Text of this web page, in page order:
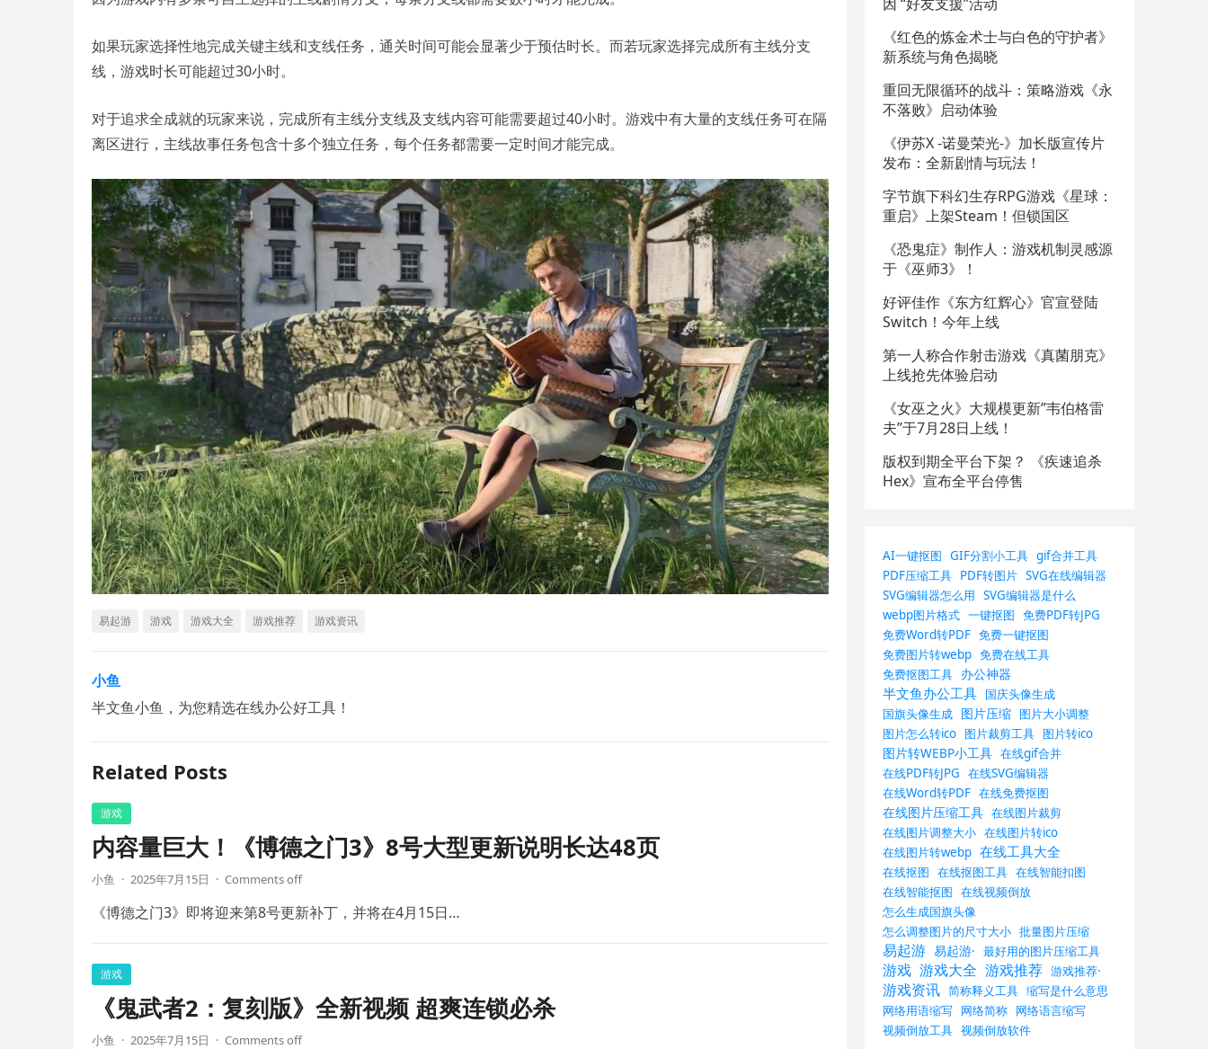
如果玩家选择性地完成关键主线和支线任务，通关时间可能会显著少于预估时长。而若玩家选择完成所有主线分支
线，游戏时长可能超过30小时。
对于追求全成就的玩家来说，完成所有主线分支线及支线内容可能需要超过40小时。游戏中有大量的支线任务可在隔
离区进行，主线故事任务包含十多个独立任务，每个任务都需要一定时间才能完成。
易起游 游戏 游戏大全 游戏推荐 游戏资讯
小鱼
半文鱼小鱼，为您精选在线办公好工具！
Related Posts
游戏
内容量巨大！《博德之门3》8号大型更新说明长达48页
小鱼 · 2025年7月15日 · Comments off
《博德之门3》即将迎来第8号更新补丁，并将在4月15日…
游戏
《鬼武者2：复刻版》全新视频 超爽连锁必杀
小鱼 · 2025年7月15日 · Comments off
《红色的炼金术士与白色的守护者》
新系统与角色揭晓
重回无限循环的战斗：策略游戏《永
不落败》启动体验
《伊苏X -诺曼荣光-》加长版宣传片
发布：全新剧情与玩法！
字节旗下科幻生存RPG游戏《星球：
重启》上架Steam！但锁国区
《恐鬼症》制作人：游戏机制灵感源
于《巫师3》！
好评佳作《东方红辉心》官宣登陆
Switch！今年上线
第一人称合作射击游戏《真菌朋克》
上线抢先体验启动
《女巫之火》大规模更新”韦伯格雷
夫”于7月28日上线！
版权到期全平台下架？ 《疾速追杀
Hex》宣布全平台停售
AI一键抠图 GIF分割小工具 gif合并工具
PDF压缩工具 PDF转图片 SVG在线编辑器
SVG编辑器怎么用 SVG编辑器是什么
webp图片格式 一键抠图 免费PDF转JPG
免费Word转PDF 免费一键抠图
免费图片转webp 免费在线工具
免费抠图工具 办公神器
半文鱼办公工具 国庆头像生成
国旗头像生成 图片压缩 图片大小调整
图片怎么转ico 图片裁剪工具 图片转ico
图片转WEBP小工具 在线gif合并
在线PDF转JPG 在线SVG编辑器
在线Word转PDF 在线免费抠图
在线图片压缩工具 在线图片裁剪
在线图片调整大小 在线图片转ico
在线图片转webp 在线工具大全
在线抠图 在线抠图工具 在线智能扣图
在线智能抠图 在线视频倒放
怎么生成国旗头像
怎么调整图片的尺寸大小 批量图片压缩
易起游 易起游· 最好用的图片压缩工具
游戏 游戏大全 游戏推荐 游戏推荐·
游戏资讯 简称释义工具 缩写是什么意思
网络用语缩写 网络简称 网络语言缩写
视频倒放工具 视频倒放软件